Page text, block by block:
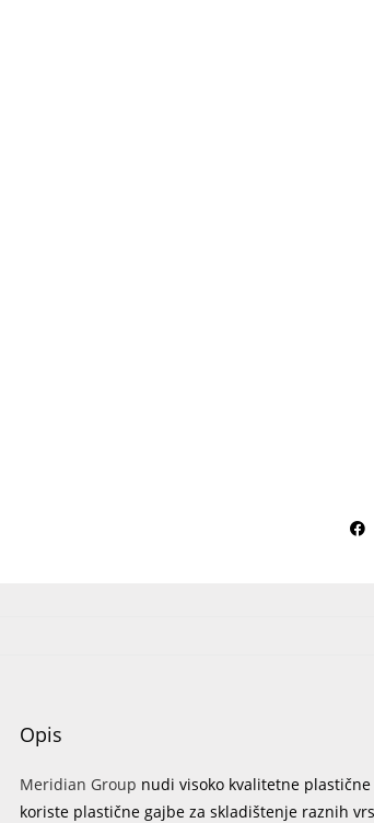
Opis
Meridian Group nudi visoko kvalitetne
koriste plastične gajbe za skladištenje raznih